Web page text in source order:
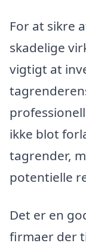
For at sikre
skadelige
vigtigt at
ikke blot
tagrender,
potentielle
Det er en
firmaer der